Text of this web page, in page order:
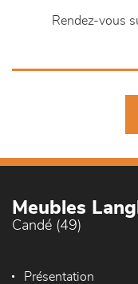
Rendez-vous
Meubles
Candé (49)
Présentation